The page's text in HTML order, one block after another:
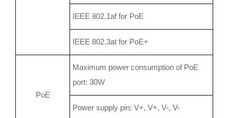
IEEE 802.1af for PoE
IEEE 802.3at for PoE+
PoE
Maximum power consumption of PoE
port: 30W
Power supply pin: V+, V+, V-, V-